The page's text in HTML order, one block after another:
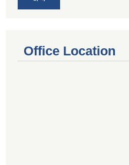
Office Location